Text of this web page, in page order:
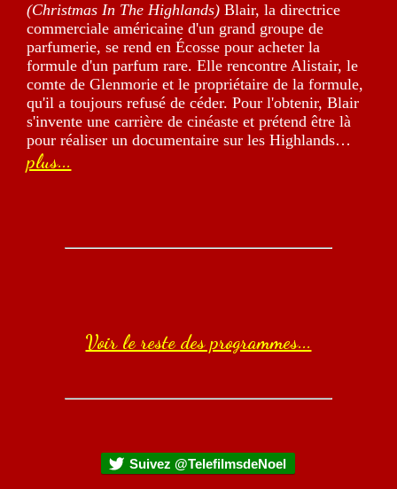
(Christmas In The Highlands) Blair, la directrice
commerciale américaine d'un grand groupe de
parfumerie, se rend en Écosse pour acheter la
formule d'un parfum rare. Elle rencontre Alistair, le
comte de Glenmorie et le propriétaire de la formule,
qu'il a toujours refusé de céder. Pour l'obtenir, Blair
s'invente une carrière de cinéaste et prétend être là
pour réaliser un documentaire sur les Highlands…
plus...
Voir le reste des programmes...
Suivez @TelefilmsdeNoel